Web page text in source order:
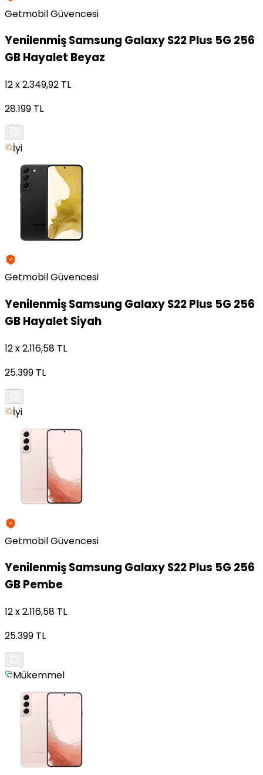
Getmobil Güvencesi
YenilenmişSamsung Galaxy S22 Plus 5G 256
GB Hayalet Beyaz
12 x 2.349,92 TL
28.199 TL
İyi
Getmobil Güvencesi
YenilenmişSamsung Galaxy S22 Plus 5G 256
GB Hayalet Siyah
12 x 2.116,58 TL
25.399 TL
İyi
Getmobil Güvencesi
YenilenmişSamsung Galaxy S22 Plus 5G 256
GB Pembe
12 x 2.116,58 TL
25.399 TL
Mükemmel